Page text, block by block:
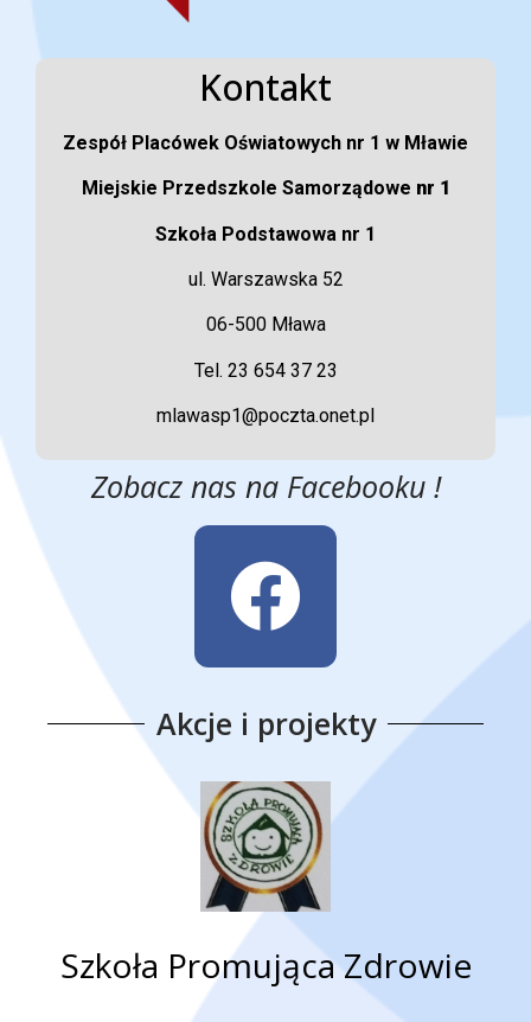
Kontakt
Zespół Placówek Oświatowych nr 1 w Mławie
Miejskie Przedszkole Samorządowe nr 1
Szkoła Podstawowa nr 1
ul. Warszawska 52
06-500 Mława
Tel. 23 654 37 23
mlawasp1@poczta.onet.pl
Zobacz nas na Facebooku !
Akcje i projekty
Szkoła Promująca Zdrowie